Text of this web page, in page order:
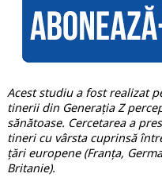
Acest studiu a fost realizat
tinerii din Generația Z
sănătoase. Cercetarea a
tineri cu vârsta cuprinsă
țări europene (Franța,
Britanie).